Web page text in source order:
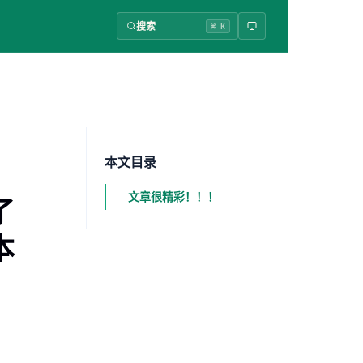
搜索 ⌘ K
本文目录
文章很精彩！！！